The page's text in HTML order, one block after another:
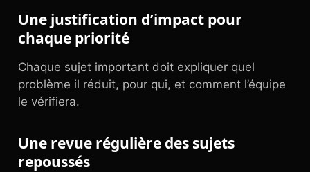
Une justification d’impact pour
chaque priorité
Chaque sujet important doit expliquer quel
problème il réduit, pour qui, et comment l’équipe
le vérifiera.
Une revue régulière des sujets
repoussés